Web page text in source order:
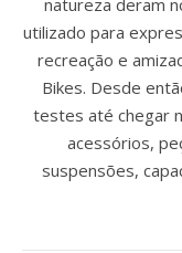
natureza deram
utilizado para
recreação e
Bikes. Desde
testes até chegar
acessórios,
suspensões,